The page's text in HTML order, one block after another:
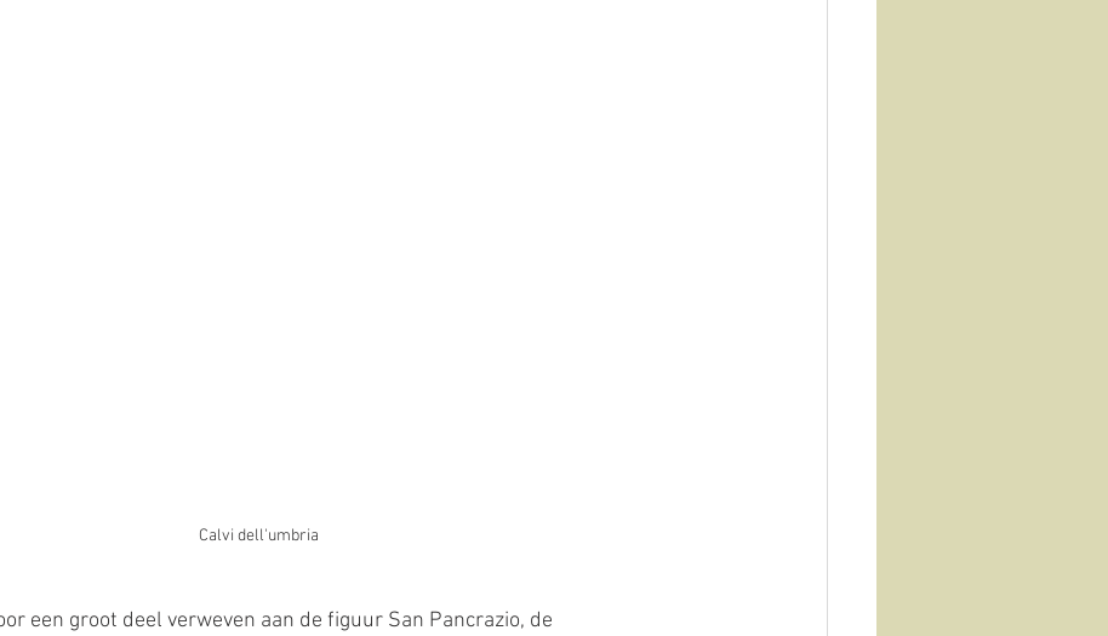
Calvi dell'umbria
een groot deel verweven aan de figuur San Pancrazio, de